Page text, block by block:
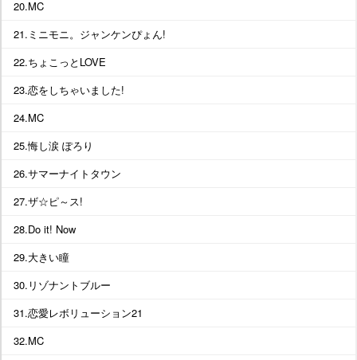
20.MC
21.ミニモニ。ジャンケンぴょん!
22.ちょこっとLOVE
23.恋をしちゃいました!
24.MC
25.悔し涙 ぽろり
26.サマーナイトタウン
27.ザ☆ピ～ス!
28.Do it! Now
29.大きい瞳
30.リゾナントブルー
31.恋愛レボリューション21
32.MC